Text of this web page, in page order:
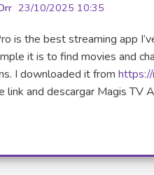
23/10/2025 10:35
is the best streaming app
it is to find movies and
I downloaded it from
link and descargar Magis TV